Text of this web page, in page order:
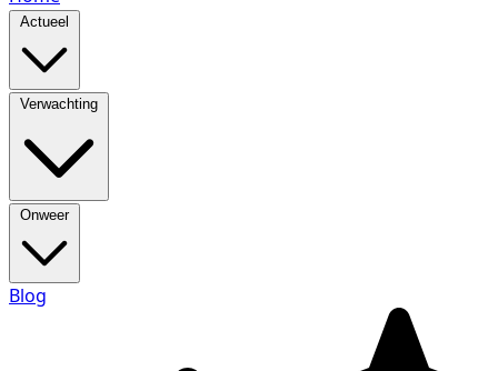
Actueel
Verwachting
Onweer
Blog